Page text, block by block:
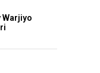
Warjiyo